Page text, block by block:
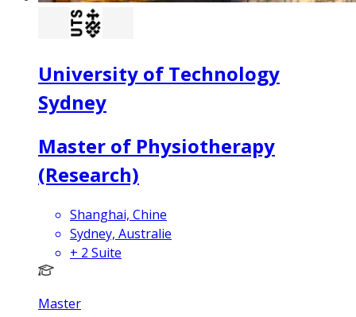
University of Technology
Sydney
Master of Physiotherapy
(Research)
Shanghai, Chine
Sydney, Australie
+ 2 Suite
Master